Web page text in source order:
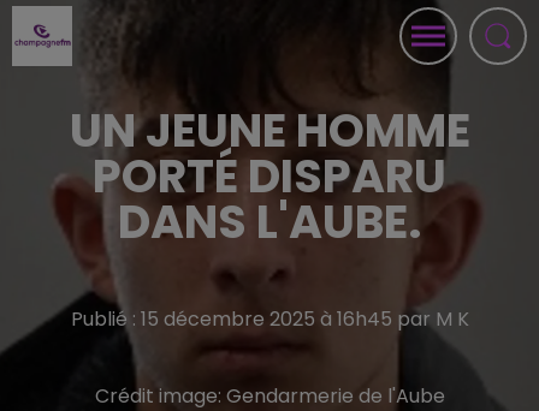
UN JEUNE HOMME
PORTÉ DISPARU
DANS L'AUBE.
Publié : 15 décembre 2025 à 16h45 par M K
Crédit image: Gendarmerie de l'Aube